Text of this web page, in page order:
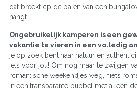
dat breekt op de palen van een
hangt.
Ongebruikelijk kamperen is een
vakantie te vieren in een volledig
je op zoek bent naar natuur en
iets voor jou! Om nog maar te zwijgen
romantische weekendjes weg, niets
in een transparante bubbel met alleen